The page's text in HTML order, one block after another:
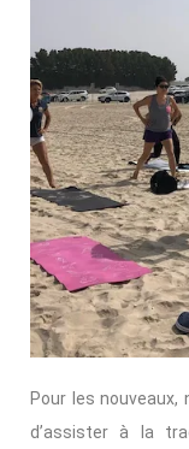
Pour les
d’assister à la